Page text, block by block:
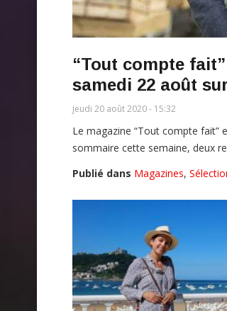
“Tout compte
samedi 22 août
jeudi 20 août 2020 - 15:32
Le magazine “Tout compte fait”
sommaire cette semaine, deux
Publié dans Magazines,